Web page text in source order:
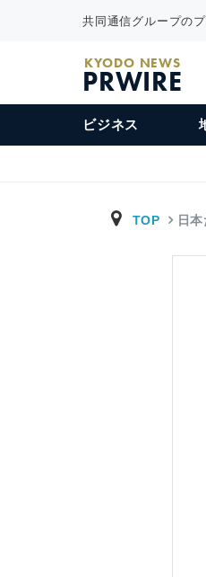
共同通信グループの
KYODO NEWS
PRWIRE
ビジネス
TOP 日